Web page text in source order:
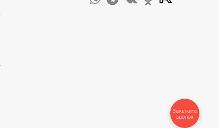
Закажите